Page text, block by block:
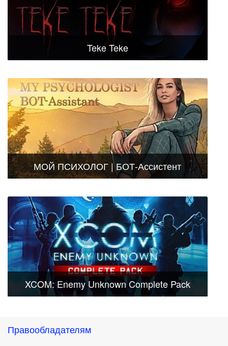
Teke Teke
МОЙ ПСИХОЛОГ | БОТ-Ассистент
XCOM: Enemy Unknown Complete Pack
Правообладателям